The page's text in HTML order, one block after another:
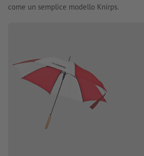
come un semplice modello Knirps.